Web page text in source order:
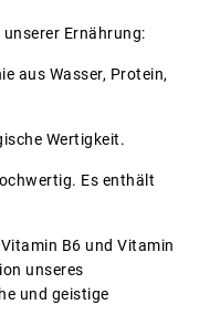
Ernährung:
aus Wasser, Protein,
Wertigkeit.
Es enthält
B6 und Vitamin
unseres
und geistige